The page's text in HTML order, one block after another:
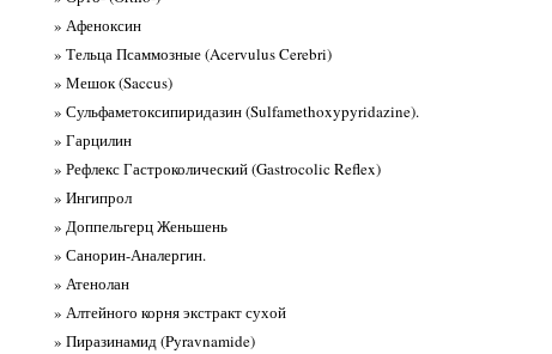
» Афеноксин
» Тельца Псаммозные (Acervulus Cerebri)
» Мешок (Saccus)
» Сульфаметоксипиридазин (Sulfamethoxypyridazine).
» Гарцилин
» Рефлекс Гастроколический (Gastrocolic Reflex)
» Ингипрол
» Доппельгерц Женьшень
» Санорин-Аналергин.
» Атенолан
» Алтейного корня экстракт сухой
» Пиразинамид (Pyravnamide)